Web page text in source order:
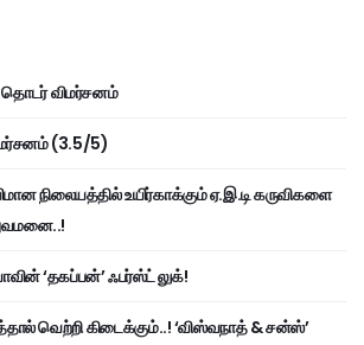
விமர்சனம்
(3.5/5)
நிலையத்தில் உயிர்காக்கும் ஏ.இ.டி கருவிகளை
‘தகப்பன்’ ஃபர்ஸ்ட் லுக்!
வெற்றி கிடைக்கும்..! ‘விஸ்வநாத் & சன்ஸ்’